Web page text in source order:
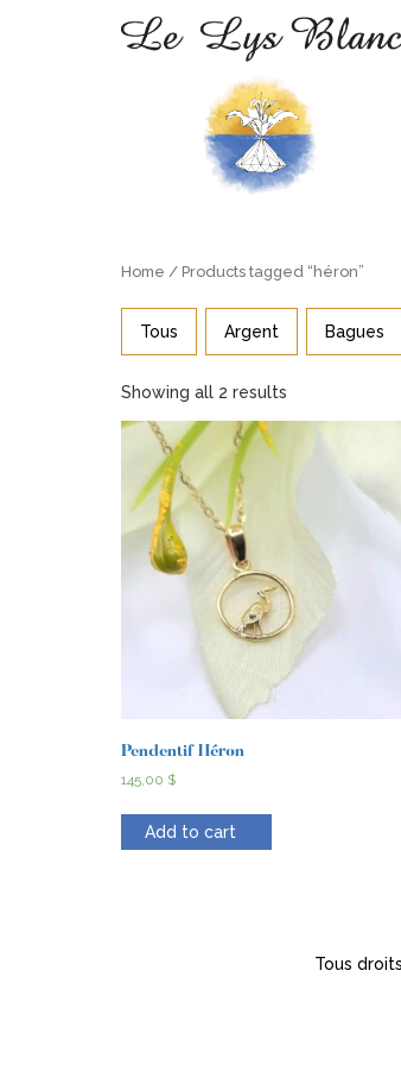
Home / Products tagged “héron”
Tous Argent Bagues
Showing all 2 results
Pendentif Héron
145,00 $
Add to cart
Tous